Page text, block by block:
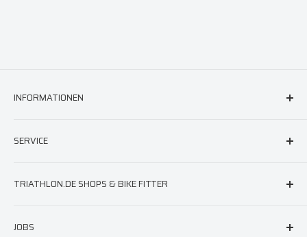
INFORMATIONEN
AGB
Widerruf
Datenschutz
SERVICE
Neoprenberatung
Neoprenreparatur
TRIATHLON.DE SHOPS & BIKE FITTER
München
JOBS